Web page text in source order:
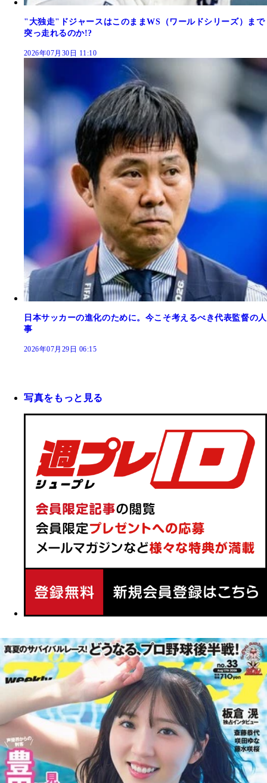
"大独走"ドジャースはこのままWS（ワールドシリーズ）まで
突っ走れるのか!?
2026年07月30日 11:10
日本サッカーの進化のために。今こそ考えるべき代表監督の人
事
2026年07月29日 06:15
写真をもっと見る